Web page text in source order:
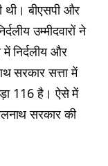
थी। बीएसपी और
उम्मीदवारों ने
निर्दलीय और
सरकार सत्ता में
116 है। ऐसे में
सरकार की